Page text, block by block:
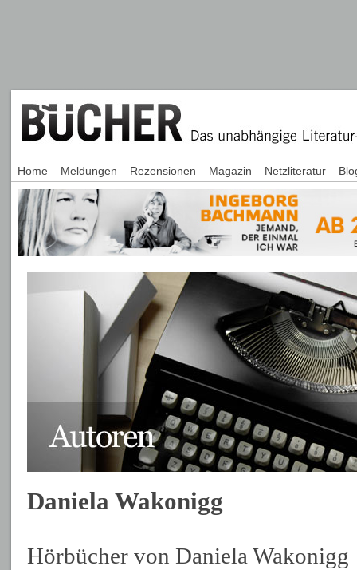
Daniela Wakonigg
Hörbücher von Daniela Wakonigg
Home Meldungen Rezensionen Magazin Netzliteratur